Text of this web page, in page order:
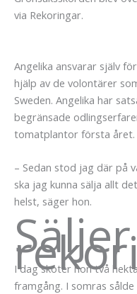
via Rekoringar.
Angelika ansvarar själv
hjälp av de volontärer
Sweden. Angelika har
begränsade
tomatplantor första året.
– Sedan stod jag där på
ska jag kunna sälja allt
helst, säger hon.
I dag sköter hon två
framgång. I somras